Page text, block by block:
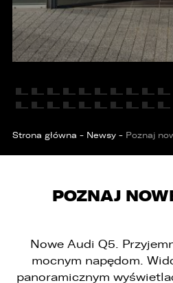
Strona główna - Newsy - Poznaj
POZNAJ
Nowe Audi Q5.
mocnym napędom.
panoramicznym